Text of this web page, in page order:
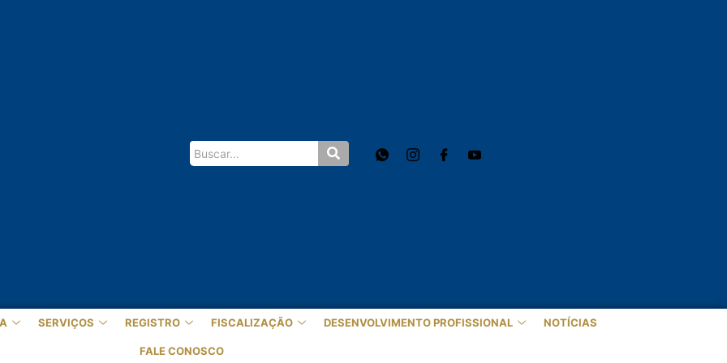
SERVIÇOS REGISTRO FISCALIZAÇÃO DESENVOLVIMENTO PROFISSIONAL NOTÍCIAS
FALE CONOSCO